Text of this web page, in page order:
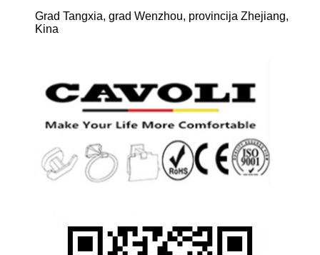
Grad Tangxia, grad Wenzhou, provincija Zhejiang,
Kina